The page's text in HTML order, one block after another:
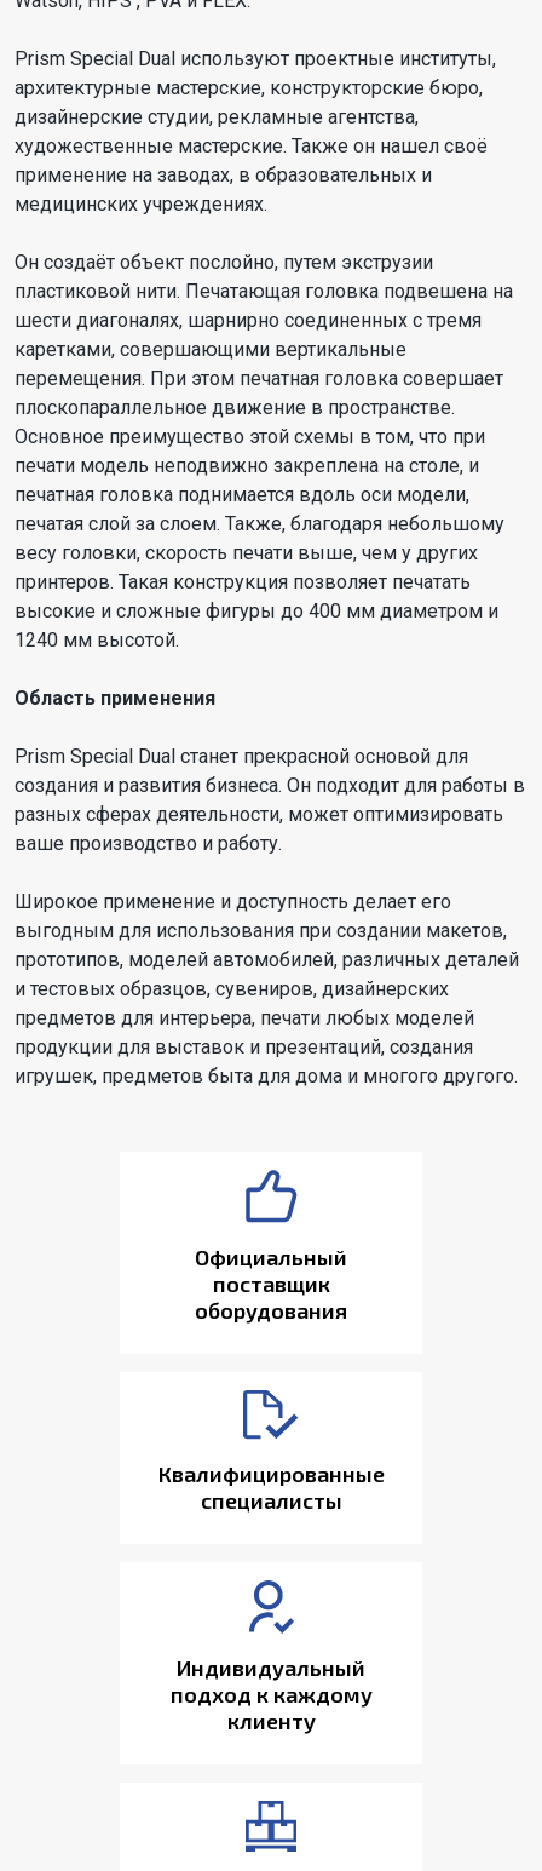
Prism Special Dual используют проектные институты,
архитектурные мастерские, конструкторские бюро,
дизайнерские студии, рекламные агентства,
художественные мастерские. Также он нашел своё
применение на заводах, в образовательных и
медицинских учреждениях.
Он создаёт объект послойно, путем экструзии
пластиковой нити. Печатающая головка подвешена на
шести диагоналях, шарнирно соединенных с тремя
каретками, совершающими вертикальные
перемещения. При этом печатная головка совершает
плоскопараллельное движение в пространстве.
Основное преимущество этой схемы в том, что при
печати модель неподвижно закреплена на столе, и
печатная головка поднимается вдоль оси модели,
печатая слой за слоем. Также, благодаря небольшому
весу головки, скорость печати выше, чем у других
принтеров. Такая конструкция позволяет печатать
высокие и сложные фигуры до 400 мм диаметром и
1240 мм высотой.
Область применения
Prism Special Dual станет прекрасной основой для
создания и развития бизнеса. Он подходит для работы в
разных сферах деятельности, может оптимизировать
ваше производство и работу.
Широкое применение и доступность делает его
выгодным для использования при создании макетов,
прототипов, моделей автомобилей, различных деталей
и тестовых образцов, сувениров, дизайнерских
предметов для интерьера, печати любых моделей
продукции для выставок и презентаций, создания
игрушек, предметов быта для дома и многого другого.
Официальный
поставщик
оборудования
Квалифицированные
специалисты
Индивидуальный
подход к каждому
клиенту